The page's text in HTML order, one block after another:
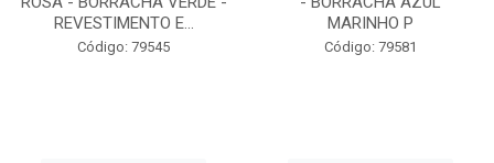
REVESTIMENTO E...
Código: 79545
MARINHO P
Código: 79581